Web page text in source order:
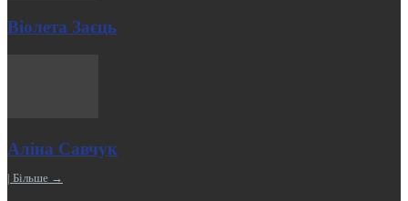
Віолета Заєць
Аліна Савчук
| Більше →